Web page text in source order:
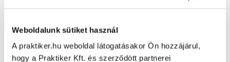
Weboldalunk sütiket használ
A praktiker.hu weboldal látogatásakor Ön hozzájárul,
hogy a Praktiker Kft. és szerződött partnerei
Oldal újratöltése